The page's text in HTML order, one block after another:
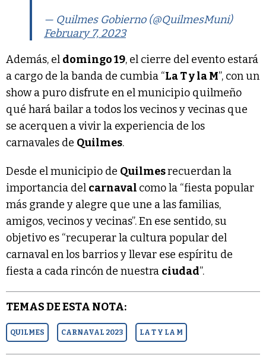
— Quilmes Gobierno (@QuilmesMuni)
February 7, 2023
Además, el domingo 19, el cierre del evento estará
a cargo de la banda de cumbia “La T y la M”, con un
show a puro disfrute en el municipio quilmeño
qué hará bailar a todos los vecinos y vecinas que
se acerquen a vivir la experiencia de los
carnavales de Quilmes.
Desde el municipio de Quilmesrecuerdan la
importancia del carnaval como la “fiesta popular
más grande y alegre que une a las familias,
amigos, vecinos y vecinas”. En ese sentido, su
objetivo es “recuperar la cultura popular del
carnaval en los barrios y llevar ese espíritu de
fiesta a cada rincón de nuestra ciudad”.
TEMAS DE ESTA NOTA:
QUILMES CARNAVAL 2023 LA T Y LA M